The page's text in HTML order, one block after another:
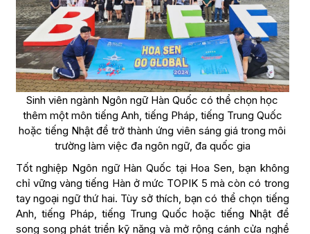
Sinh viên ngành Ngôn ngữ Hàn Quốc có thể chọn học
thêm một môn tiếng Anh, tiếng Pháp, tiếng Trung Quốc
hoặc tiếng Nhật để trở thành ứng viên sáng giá trong môi
trường làm việc đa ngôn ngữ, đa quốc gia
Tốt nghiệp Ngôn ngữ Hàn Quốc tại Hoa Sen, bạn không
chỉ vững vàng tiếng Hàn ở mức TOPIK 5 mà còn có trong
tay ngoại ngữ thứ hai. Tùy sở thích, bạn có thể chọn tiếng
Anh, tiếng Pháp, tiếng Trung Quốc hoặc tiếng Nhật để
song song phát triển kỹ năng và mở rộng cánh cửa nghề